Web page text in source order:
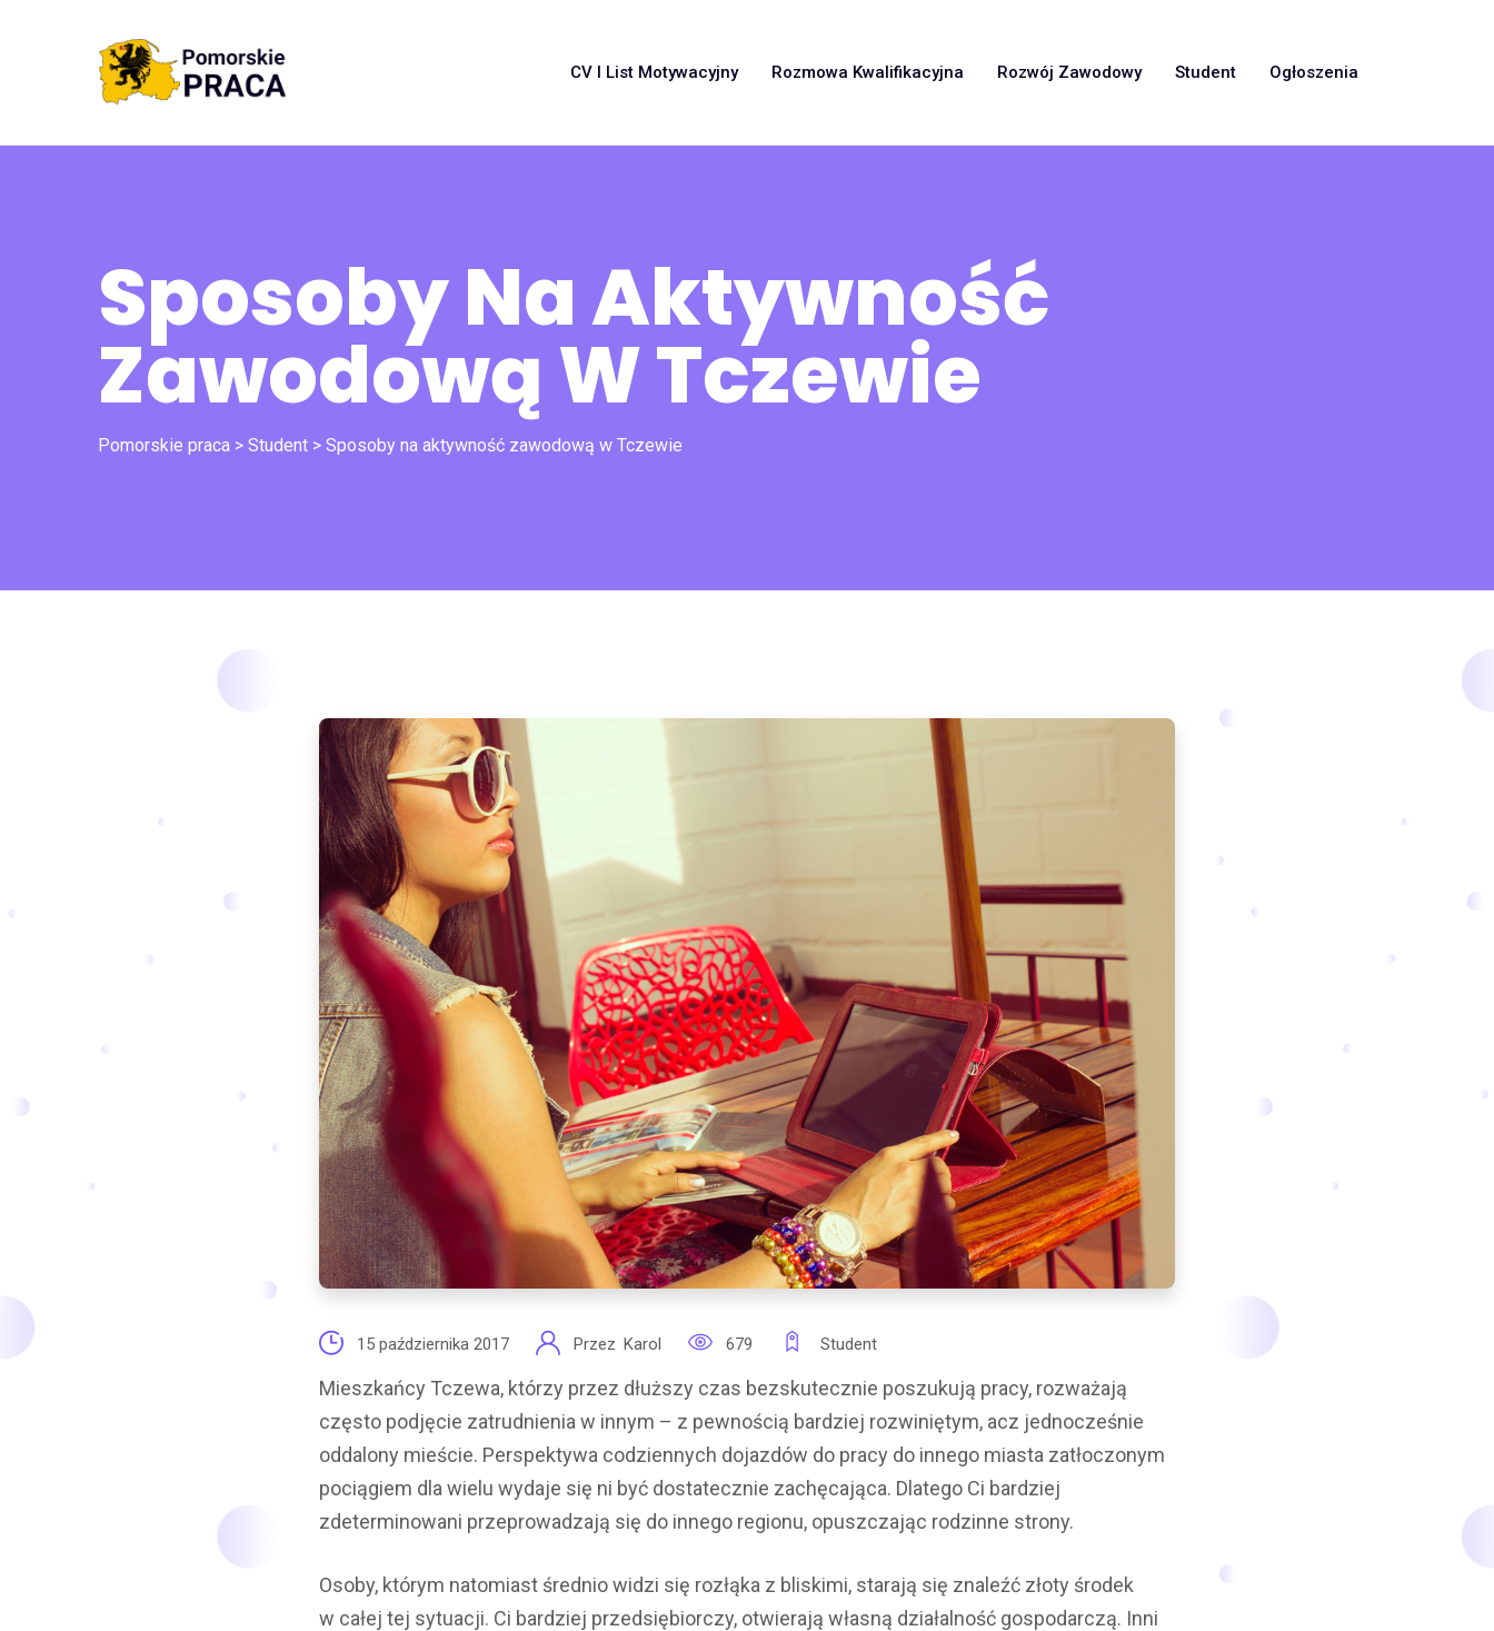
CV I List Motywacyjny Rozmowa Kwalifikacyjna Rozwój Zawodowy Student Ogłoszenia
Sposoby Na Aktywność
Zawodową W Tczewie
Pomorskie praca> Student> Sposoby na aktywność zawodową w Tczewie
15 października 2017 Przez Karol 679 Student
Mieszkańcy Tczewa, którzy przez dłuższy czas bezskutecznie poszukują pracy, rozważają
często podjęcie zatrudnienia w innym – z pewnością bardziej rozwiniętym, acz jednocześnie
oddalony mieście. Perspektywa codziennych dojazdów do pracy do innego miasta zatłoczonym
pociągiem dla wielu wydaje się ni być dostatecznie zachęcająca. Dlatego Ci bardziej
zdeterminowani przeprowadzają się do innego regionu, opuszczając rodzinne strony.
Osoby, którym natomiast średnio widzi się rozłąka z bliskimi, starają się znaleźć złoty środek
w całej tej sytuacji. Ci bardziej przedsiębiorczy, otwierają własną działalność gospodarczą. Inni